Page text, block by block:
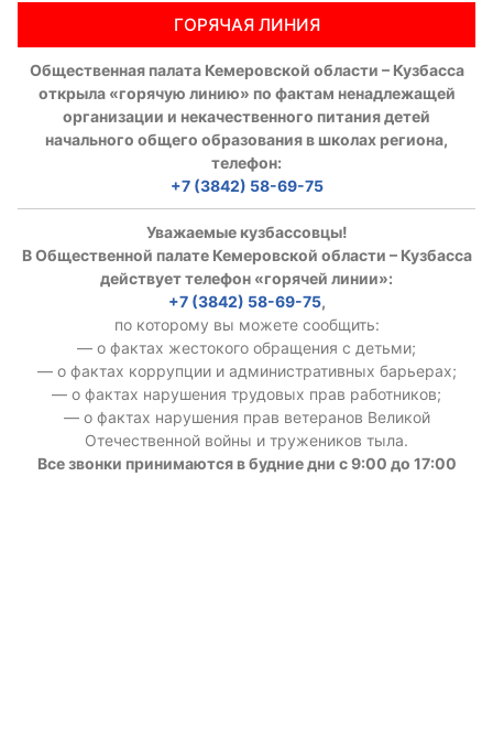
ГОРЯЧАЯ ЛИНИЯ
Общественная палата Кемеровской области – Кузбасса
открыла «горячую линию» по фактам ненадлежащей
организации и некачественного питания детей
начального общего образования в школах региона,
телефон:
+7 (3842) 58-69-75
Уважаемые кузбассовцы!
В Общественной палате Кемеровской области – Кузбасса
действует телефон «горячей линии»:
+7 (3842) 58-69-75,
по которому вы можете сообщить:
— о фактах жестокого обращения с детьми;
— о фактах коррупции и административных барьерах;
— о фактах нарушения трудовых прав работников;
— о фактах нарушения прав ветеранов Великой
Отечественной войны и тружеников тыла.
Все звонки принимаются в будние дни с 9:00 до 17:00